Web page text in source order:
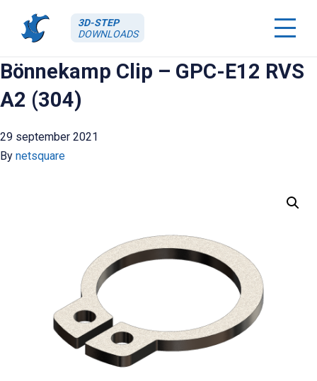
3D-STEP
DOWNLOADS
Bönnekamp Clip – GPC-E12 RVS
A2 (304)
29 september 2021
By netsquare